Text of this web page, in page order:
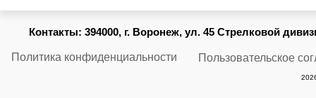
Контакты: 394000, г. Воронеж, ул. 45 Стрелковой
Политика конфиденциальности Пользовательское